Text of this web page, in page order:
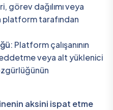
görev dağılımı veya
platform tarafından
: Platform çalışanının
veya alt yüklenici
aksini ispat etme